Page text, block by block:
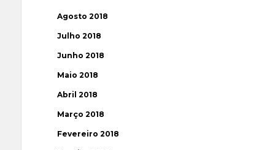
Agosto 2018
Julho 2018
Junho 2018
Maio 2018
Abril 2018
Março 2018
Fevereiro 2018